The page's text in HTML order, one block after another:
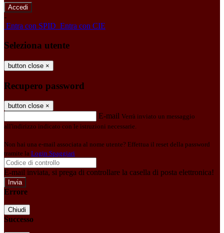
-
Entra con SPID Entra con CIE
Seleziona utente
button close ×
Recupero password
button close ×
E-mail Verrà inviato un messaggio
all'indirizzo indicato con le istruzioni necessarie.
Non hai una e-mail associata al nome utente? Effettua il reset della password
tramite la Login Spaggiari
E-mail inviata, si prega di controllare la casella di posta elettronica!
Errore
Chiudi
Successo